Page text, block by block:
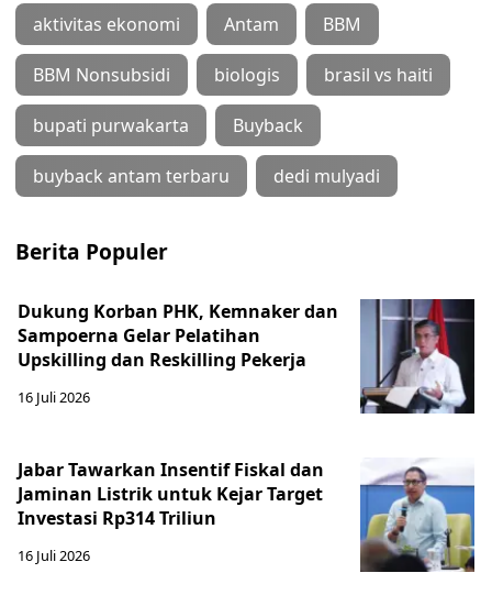
aktivitas ekonomi Antam BBM
BBM Nonsubsidi biologis brasil vs haiti
bupati purwakarta Buyback
buyback antam terbaru dedi mulyadi
Berita Populer
Dukung Korban PHK, Kemnaker dan
Sampoerna Gelar Pelatihan
Upskilling dan Reskilling Pekerja
16 Juli 2026
Jabar Tawarkan Insentif Fiskal dan
Jaminan Listrik untuk Kejar Target
Investasi Rp314 Triliun
16 Juli 2026